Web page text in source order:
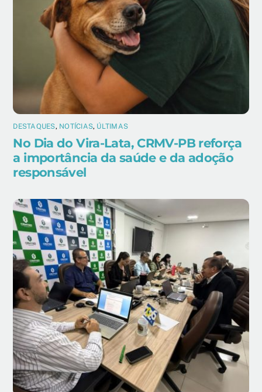
DESTAQUES, NOTÍCIAS, ÚLTIMAS
No Dia do Vira-Lata, CRMV-PB reforça
a importância da saúde e da adoção
responsável